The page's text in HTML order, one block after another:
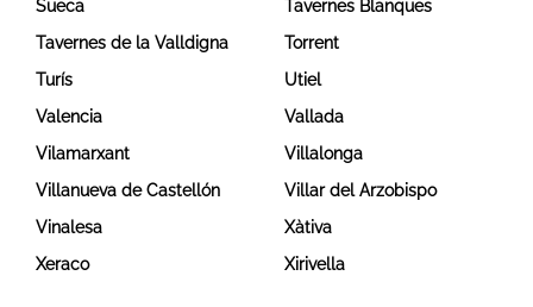
Sueca
Tavernes Blanques
Tavernes de la Valldigna
Torrent
Turís
Utiel
Valencia
Vallada
Vilamarxant
Villalonga
Villanueva de Castellón
Villar del Arzobispo
Vinalesa
Xàtiva
Xeraco
Xirivella